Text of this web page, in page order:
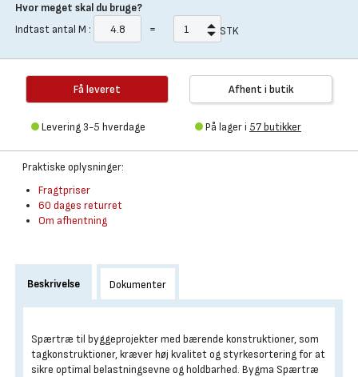
Hvor meget skal du bruge?
Indtast antal M : = STK
Få leveret
Levering 3-5 hverdage
Afhent i butik
På lager i 57 butikker
Praktiske oplysninger:
Fragtpriser
60 dages returret
Om afhentning
Beskrivelse Dokumenter
Spærtræ til byggeprojekter med bærende konstruktioner, som
tagkonstruktioner, kræver høj kvalitet og styrkesortering for at
sikre optimal belastningsevne og holdbarhed. Bygma Spærtræ